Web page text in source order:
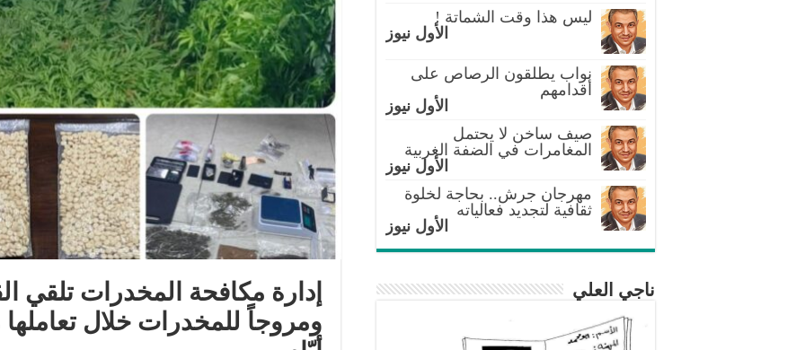
ليس هذا وقت الشماتة !
الأول نيوز
نواب يطلقون الرصاص على
أقدامهم
الأول نيوز
صيف ساخن لا يحتمل
المغامرات في الضفة الغربية
الأول نيوز
مهرجان جرش.. بحاجة لخلوة
ثقافية لتجديد فعالياته
الأول نيوز
ناجي العلي